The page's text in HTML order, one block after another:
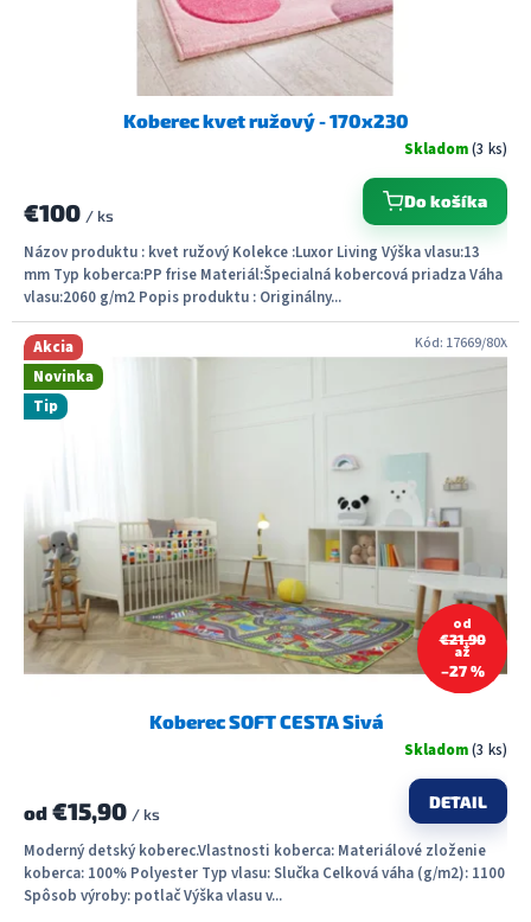
Koberec kvet ružový - 170x230
Skladom(3 ks)
€100 / ks
Do košíka
Názov produktu : kvet ružový Kolekce :Luxor Living Výška vlasu:13
mm Typ koberca:PP frise Materiál:Špecialná kobercová priadza Váha
vlasu:2060 g/m2 Popis produktu : Originálny...
Akcia
Novinka
Tip
od
€21,90
až
–27 %
Koberec SOFT CESTA Sivá
Skladom(3 ks)
od €15,90 / ks
DETAIL
Moderný detský koberec.Vlastnosti koberca: Materiálové zloženie
koberca: 100% Polyester Typ vlasu: Slučka Celková váha (g/m2): 1100
Spôsob výroby: potlač Výška vlasu v...
Kód: 17669/80X